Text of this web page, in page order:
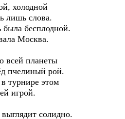
холодной
лишь слова.
была бесплодной.
Москва.
всей планеты
пчелиный рой.
турнире этом
игрой.
солидно.